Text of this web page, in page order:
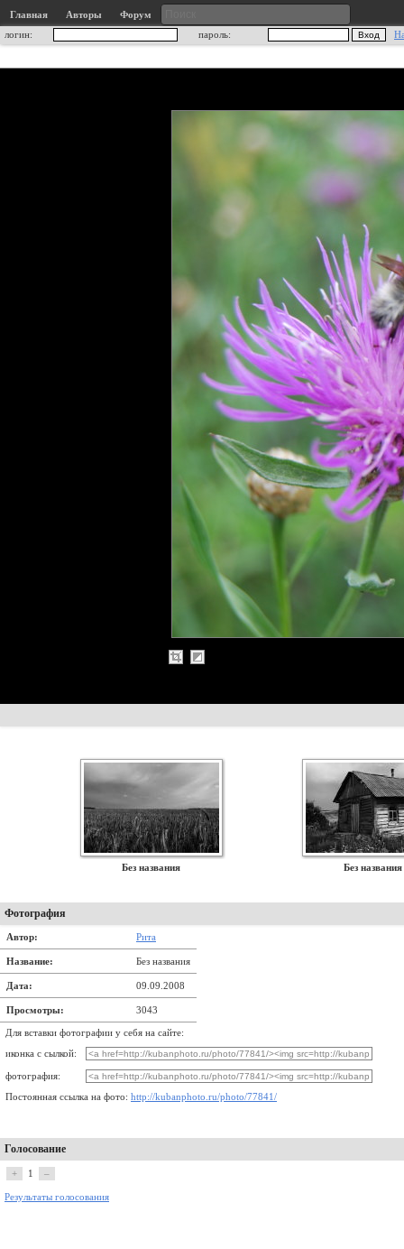
Главная Авторы
Форум
логин:
пароль:
Без названия Без названия
Фотография
Автор: Рита
Название: Без названия
Дата: 09.09.2008
Просмотры: 3043
Для вставки фотографии у себя на сайте:
иконка с сылкой:
фотография:
Постоянная ссылка на фото: http://kubanphoto.ru/photo/77841/
Голосование
+ 1 –
Результаты голосования